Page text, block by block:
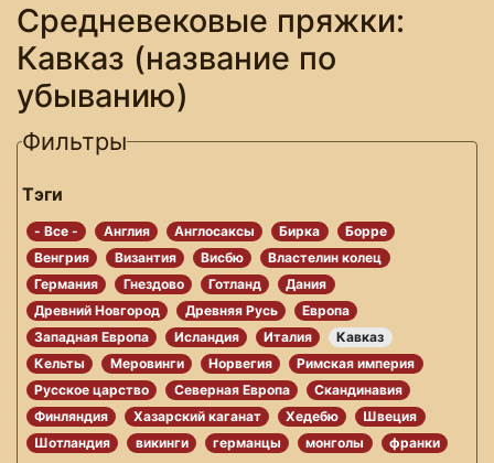
Средневековые пряжки:
Кавказ (название по
убыванию)
Фильтры
Тэги
- Все - Англия Англосаксы Бирка
Борре
Венгрия
Византия Висбю
Властелин колец
Германия
Гнездово Готланд
Дания
Древний Новгород
Древняя Русь
Европа
Западная Европа
Исландия Италия
Кавказ
Кельты
Меровинги Норвегия
Римская империя
Русское царство
Северная Европа
Скандинавия
Финляндия
Хазарский каганат Хедебю
Швеция
Шотландия
викинги германцы монголы франки